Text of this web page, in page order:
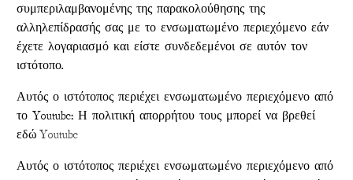
συμπεριλαμβανομένης της παρακολούθησης της
αλληλεπίδρασής σας με το ενσωματωμένο περιεχόμενο εάν
έχετε λογαριασμό και είστε συνδεδεμένοι σε αυτόν τον
ιστότοπο.
Αυτός ο ιστότοπος περιέχει ενσωματωμένο περιεχόμενο από
το Youtube: Η πολιτική απορρήτου τους μπορεί να βρεθεί
εδώ Youtube
Αυτός ο ιστότοπος περιέχει ενσωματωμένο περιεχόμενο από